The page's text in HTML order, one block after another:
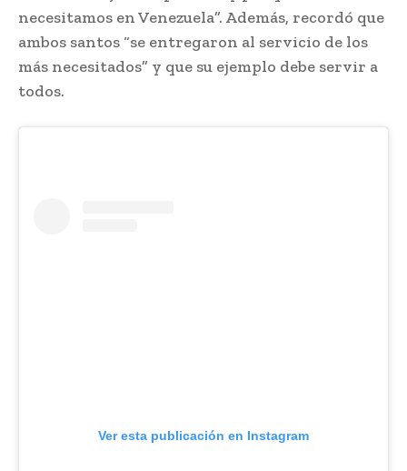
necesitamos en Venezuela”. Además, recordó que
ambos santos “se entregaron al servicio de los
más necesitados” y que su ejemplo debe servir a
todos.
Ver esta publicación en Instagram